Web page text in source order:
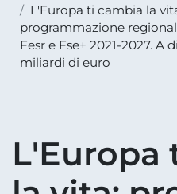
L'Europa ti cambia la
programmazione
Fesr e Fse+ 2021-2027. A
miliardi di euro
L'Europa